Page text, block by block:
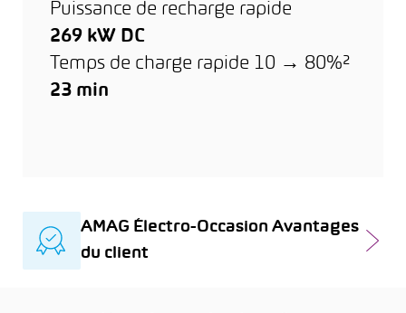
Puissance de recharge rapide
269 kW DC
Temps de charge rapide 10 → 80%²
23 min
AMAG Électro-Occasion Avantages
du client